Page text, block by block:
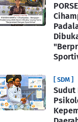
[ SDM ]
Sudut